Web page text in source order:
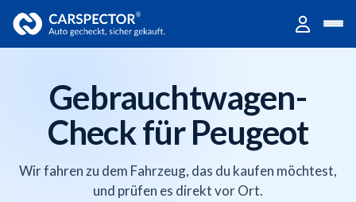
Gebrauchtwagen-
Check für Peugeot
Wir fahren zu dem Fahrzeug, das du kaufen möchtest,
und prüfen es direkt vor Ort.